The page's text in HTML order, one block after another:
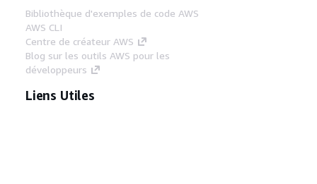
Bibliothèque d'exemples de code AWS
AWS CLI
Centre de créateur AWS
Blog sur les outils AWS pour les
développeurs
Liens Utiles